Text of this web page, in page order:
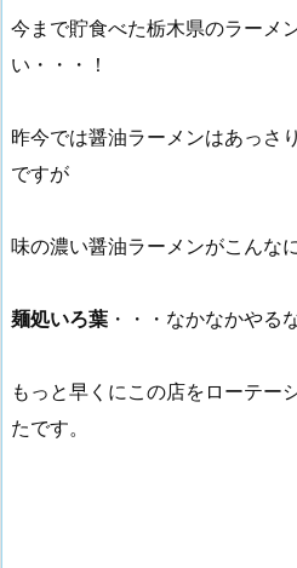
今まで貯食べた栃木県のラーメ
い・・・！
昨今では醤油ラーメンはあっさ
ですが
味の濃い醤油ラーメンがこんな
麺処いろ葉 ・・・なかなかやる
もっと早くにこの店をローテー
たです。